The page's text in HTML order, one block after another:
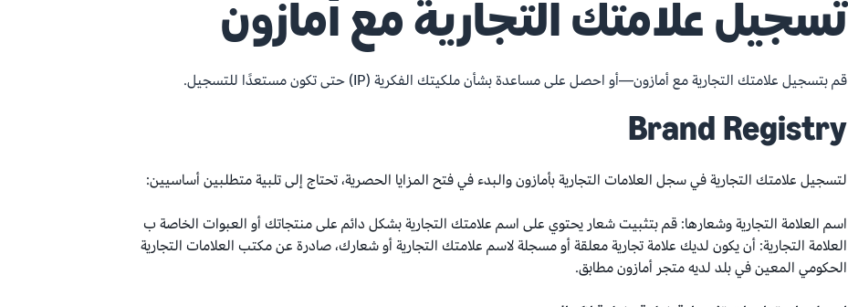
تسجيل علامتك التجارية مع أمازون
قم بتسجيل علامتك التجارية مع أمازون—أو احصل على مساعدة بشأن ملكيتك الفكرية (IP) حتى تكون مستعدًا للتسجيل.
Brand Registry
لتسجيل علامتك التجارية في سجل العلامات التجارية بأمازون والبدء في فتح المزايا الحصرية، تحتاج إلى تلبية متطلبين أساسيين:
اسم العلامة التجارية وشعارها: قم بتثبيت شعار يحتوي على اسم علامتك التجارية بشكل دائم على منتجاتك أو العبوات الخاصة ب
العلامة التجارية: أن يكون لديك علامة تجارية معلقة أو مسجلة لاسم علامتك التجارية أو شعارك، صادرة عن مكتب العلامات التجارية
الحكومي المعين في بلد لديه متجر أمازون مطابق.